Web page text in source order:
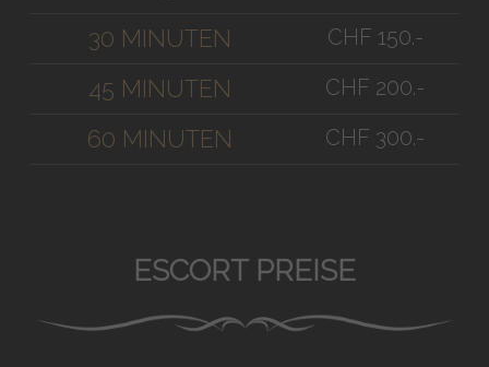
30 MINUTEN CHF 150.-
45 MINUTEN CHF 200.-
60 MINUTEN CHF 300.-
ESCORT PREISE